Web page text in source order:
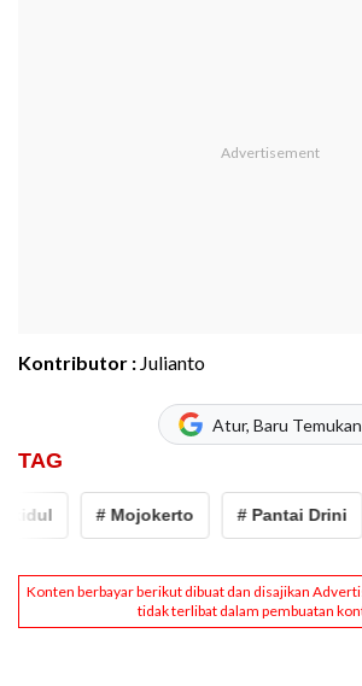
Kontributor : Julianto
Atur, Baru Temukan
TAG
# Mojokerto # Pantai Drini